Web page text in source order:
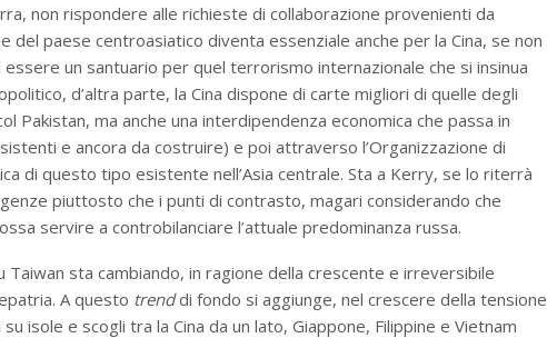
non rispondere alle richieste di collaborazione provenienti da
del paese centroasiatico diventa essenziale anche per la Cina, se non
un santuario per quel terrorismo internazionale che si insinua
d’altra parte, la Cina dispone di carte migliori di quelle degli
Pakistan, ma anche una interdipendenza economica che passa in
e ancora da costruire) e poi attraverso l’Organizzazione di
di questo tipo esistente nell’Asia centrale. Sta a Kerry, se lo riterrà
piuttosto che i punti di contrasto, magari considerando che
servire a controbilanciare l’attuale predominanza russa.
Taiwan sta cambiando, in ragione della crescente e irreversibile
A questo trenddi fondo si aggiunge, nel crescere della tensione
isole e scogli tra la Cina da un lato, Giappone, Filippine e Vietnam